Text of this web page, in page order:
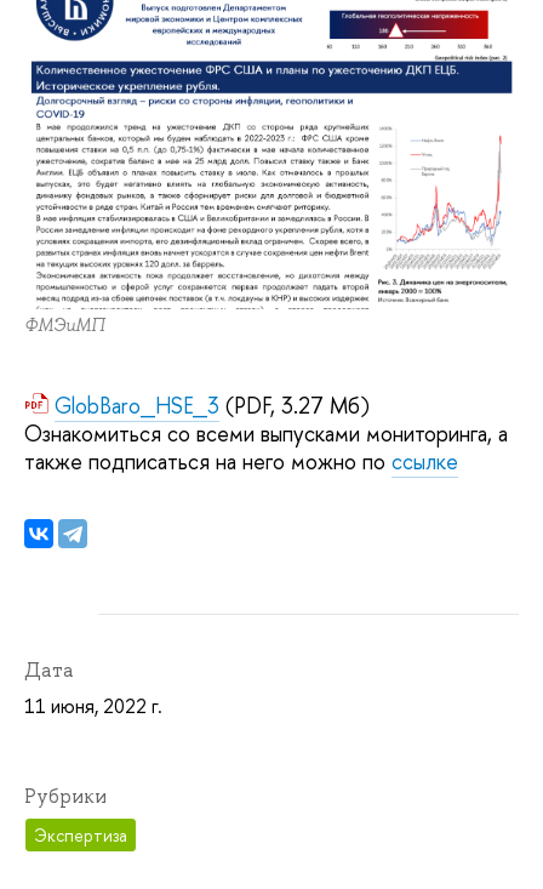
ФМЭиМП
GlobBaro_HSE_3 (PDF, 3.27 Мб)
Ознакомиться со всеми выпусками мониторинга, а
также подписаться на него можно по ссылке
Дата
11 июня, 2022 г.
Рубрики
Экспертиза